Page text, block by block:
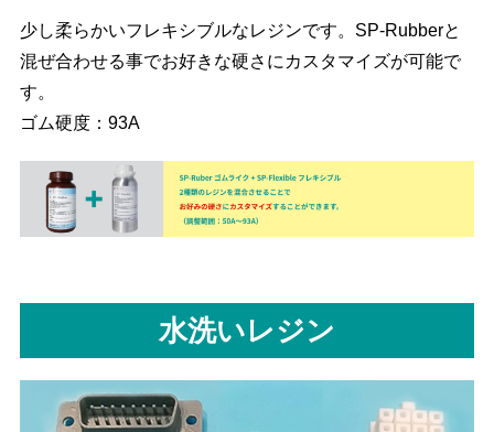
少し柔らかいフレキシブルなレジンです。SP-Rubberと
混ぜ合わせる事でお好きな硬さにカスタマイズが可能で
す。
ゴム硬度：93A
水洗いレジン